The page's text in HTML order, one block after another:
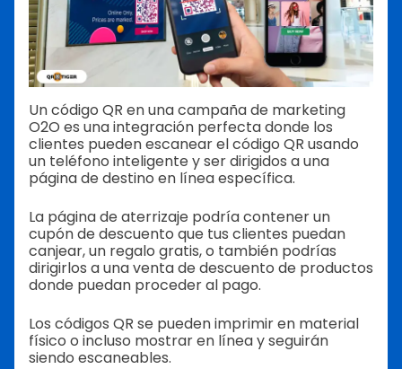
Un código QR en una campaña de marketing
O2O es una integración perfecta donde los
clientes pueden escanear el código QR usando
un teléfono inteligente y ser dirigidos a una
página de destino en línea específica.
La página de aterrizaje podría contener un
cupón de descuento que tus clientes puedan
canjear, un regalo gratis, o también podrías
dirigirlos a una venta de descuento de productos
donde puedan proceder al pago.
Los códigos QR se pueden imprimir en material
físico o incluso mostrar en línea y seguirán
siendo escaneables.